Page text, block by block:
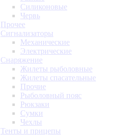
Силиконовые
Червь
Прочее
Сигнализаторы
Механические
Электрические
Снаряжение
Жилеты рыболовные
Жилеты спасательные
Прочие
Рыболовный пояс
Рюкзаки
Сумки
Чехлы
Тенты и прицепы